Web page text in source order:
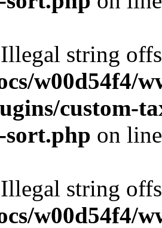
string
w00d54f4/
custom-
on
string
w00d54f4/